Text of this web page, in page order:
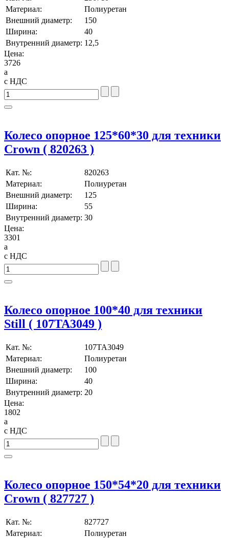
Материал:
Полиуретан
Внешний диаметр:
150
Ширина:
40
Внутренний диаметр: 12,5
Цена:
3726
a
с НДС
Колесо опорное 125*60*30 для техники
Crown ( 820263 )
Кат. №:
820263
Материал:
Полиуретан
Внешний диаметр:
125
Ширина:
55
Внутренний диаметр: 30
Цена:
3301
a
с НДС
Колесо опорное 100*40 для техники
Still ( 107TA3049 )
Кат. №:
107TA3049
Материал:
Полиуретан
Внешний диаметр:
100
Ширина:
40
Внутренний диаметр: 20
Цена:
1802
a
с НДС
Колесо опорное 150*54*20 для техники
Crown ( 827727 )
Кат. №:
827727
Материал:
Полиуретан